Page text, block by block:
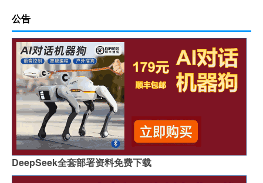
公告
DeepSeek全套部署资料免费下载